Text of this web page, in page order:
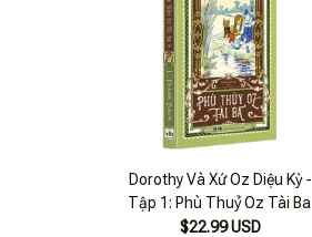
Dorothy Và Xứ Oz Diệu Kỳ -
Tập 1: Phù Thuỷ Oz Tài Ba
$22.99 USD